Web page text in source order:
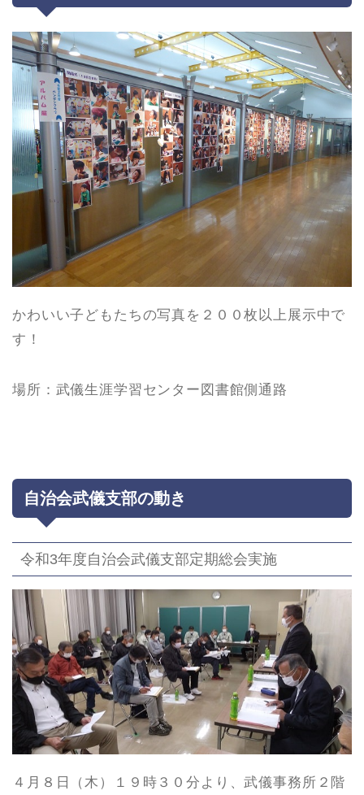
かわいい子どもたちの写真を２００枚以上展示中で
す！
場所：武儀生涯学習センター図書館側通路
自治会武儀支部の動き
令和3年度自治会武儀支部定期総会実施
４月８日（木）１９時３０分より、武儀事務所２階